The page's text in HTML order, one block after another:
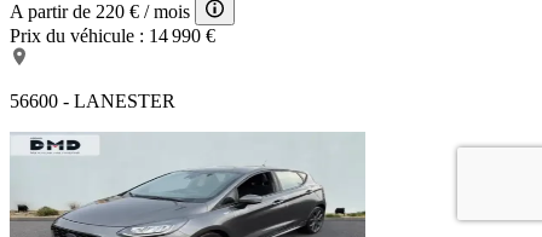
A partir de 220 € / mois
Prix du véhicule : 14 990 €
56600 - LANESTER